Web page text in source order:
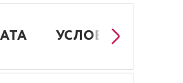
УСЛОВИЯ РАБОТЫ